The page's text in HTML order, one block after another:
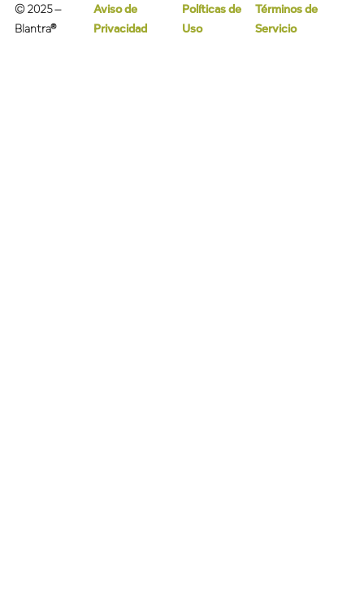
© 2025 –
Blantra®
Aviso de
Privacidad
Políticas de
Uso
Términos de
Servicio